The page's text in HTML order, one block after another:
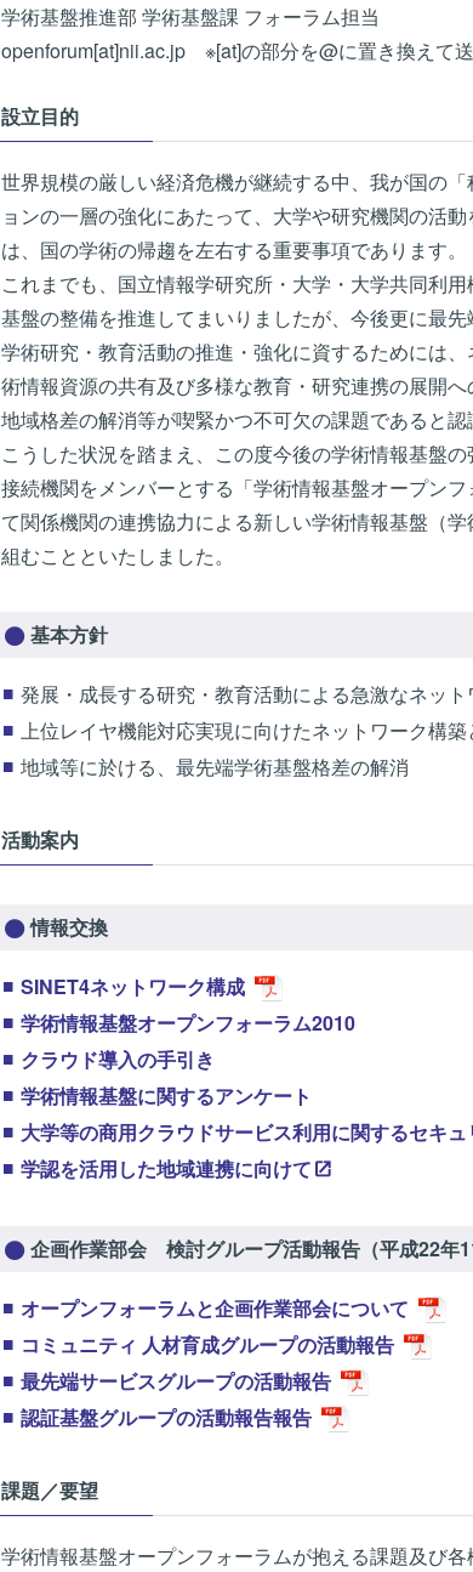
学術基盤推進部 学術基盤課 フォーラム担当
openforum[at]nii.ac.jp ※[at]の部分を@に置き換えて送
設立目的
世界規模の厳しい経済危機が継続する中、我が国の
ョンの一層の強化にあたって、大学や研究機関の活
は、国の学術の帰趨を左右する重要事項であります。
これまでも、国立情報学研究所・大学・大学共同利
基盤の整備を推進してまいりましたが、今後更に最
学術研究・教育活動の推進・強化に資するためには
術情報資源の共有及び多様な教育・研究連携の展開
地域格差の解消等が喫緊かつ不可欠の課題であると認
こうした状況を踏まえ、この度今後の学術情報基盤
接続機関をメンバーとする「学術情報基盤オープン
て関係機関の連携協力による新しい学術情報基盤（
組むことといたしました。
基本方針
発展・成長する研究・教育活動による急激なネッ
上位レイヤ機能対応実現に向けたネットワーク構
地域等に於ける、最先端学術基盤格差の解消
活動案内
情報交換
SINET4ネットワーク構成
学術情報基盤オープンフォーラム2010
クラウド導入の手引き
学術情報基盤に関するアンケート
大学等の商用クラウドサービス利用に関するセキ
学認を活用した地域連携に向けて
企画作業部会 検討グループ活動報告（平成22年
オープンフォーラムと企画作業部会について
コミュニティ 人材育成グループの活動報告
最先端サービスグループの活動報告
認証基盤グループの活動報告報告
課題／要望
学術情報基盤オープンフォーラムが抱える課題及び各